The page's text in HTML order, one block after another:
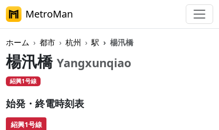
MetroMan
ホーム 都市 杭州 駅 楊汛橋
楊汛橋 Yangxunqiao
紹興1号線
始発・終電時刻表
紹興1号線